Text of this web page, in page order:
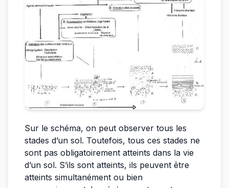
Sur le schéma, on peut observer tous les
stades d’un sol. Toutefois, tous ces stades ne
sont pas obligatoirement atteints dans la vie
d’un sol. S’ils sont atteints, ils peuvent être
atteints simultanément ou bien